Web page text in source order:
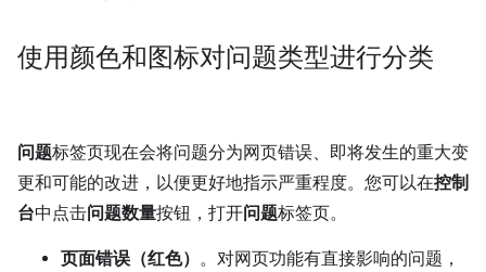
使用颜色和图标对问题类型进行分类
问题标签页现在会将问题分为网页错误、即将发生的重大变
更和可能的改进，以便更好地指示严重程度。您可以在控制
台中点击问题数量按钮，打开问题标签页。
页面错误（红色） 。对网页功能有直接影响的问题，